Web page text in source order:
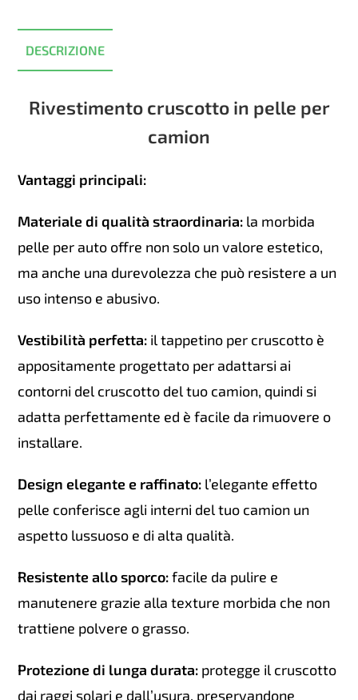
2020)
DESCRIZIONE
Rivestimento cruscotto in pelle per
camion
Vantaggi principali:
Materiale di qualità straordinaria: la morbida
pelle per auto offre non solo un valore estetico,
ma anche una durevolezza che può resistere a un
uso intenso e abusivo.
Vestibilità perfetta: il tappetino per cruscotto è
appositamente progettato per adattarsi ai
contorni del cruscotto del tuo camion, quindi si
adatta perfettamente ed è facile da rimuovere o
installare.
Design elegante e raffinato: l’elegante effetto
pelle conferisce agli interni del tuo camion un
aspetto lussuoso e di alta qualità.
Resistente allo sporco:facile da pulire e
manutenere grazie alla texture morbida che non
trattiene polvere o grasso.
Protezione di lunga durata: protegge il cruscotto
dai raggi solari e dall’usura, preservandone